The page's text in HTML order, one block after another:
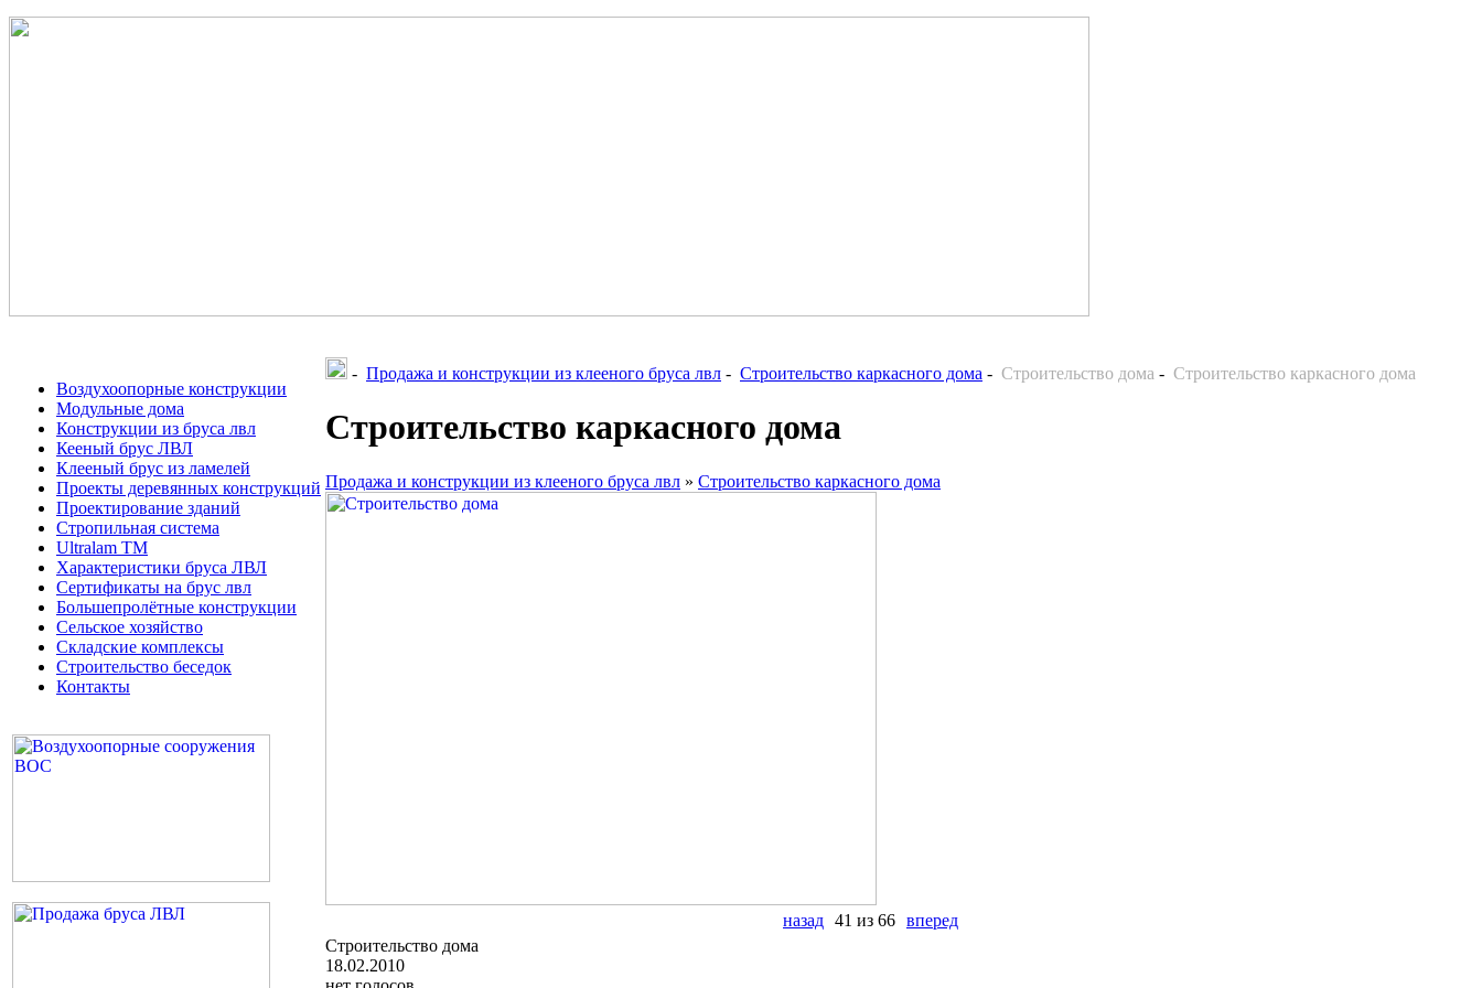
Воздухоопорные конструкции
Модульные дома
Конструкции из бруса лвл
Кееный брус ЛВЛ
Клееный брус из ламелей
Проекты деревянных конструкций
Проектирование зданий
Стропильная система
Ultralam TM
Характеристики бруса ЛВЛ
Сертификаты на брус лвл
Большепролётные конструкции
Сельское хозяйство
Складские комплексы
Строительство беседок
Контакты
- Продажа и конструкции из клееного бруса лвл - Строительство каркасного дома - Строительство дома - Строительство каркасного дома
Строительство каркасного дома
Продажа и конструкции из клееного бруса лвл » Строительство каркасного дома
назад 41 из 66 вперед
Строительство дома
18.02.2010